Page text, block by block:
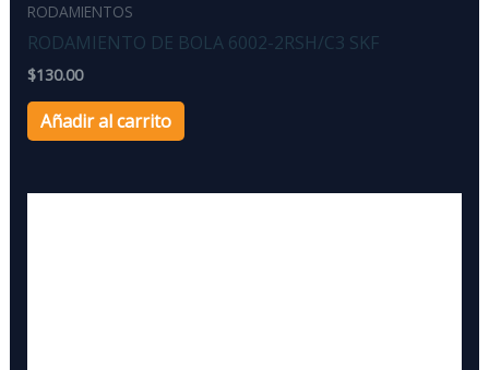
RODAMIENTOS
RODAMIENTO DE BOLA 6002-2RSH/C3 SKF
$130.00
Añadir al carrito